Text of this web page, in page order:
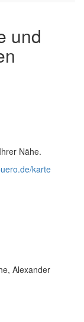
und
Nähe.
karte
Alexander